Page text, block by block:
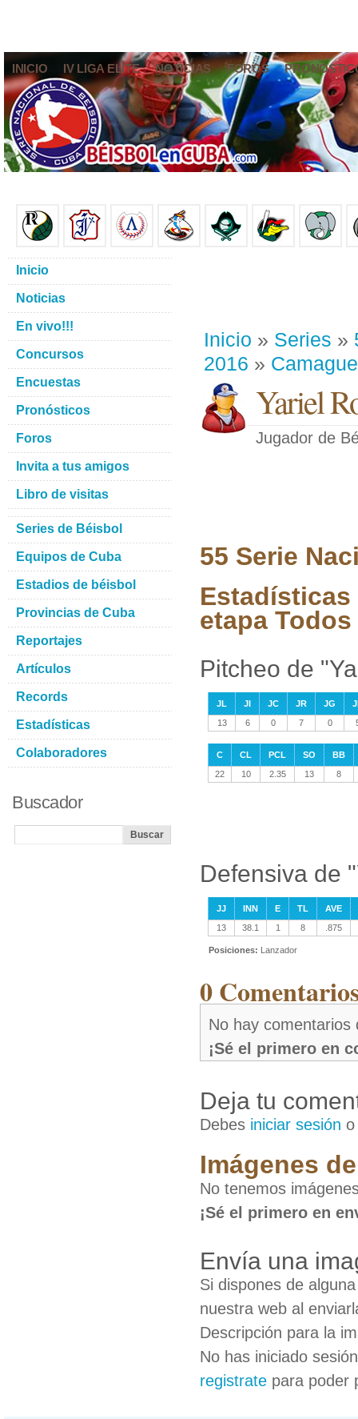
INICIO IV LIGA ELITE NOTICIAS FOROS
Inicio » Series »
2016 »
Yariel
Jugador de
55 Serie
Estadísticas
etapa
Pitcheo de
JL JI JC JR JG
13
6 0 7 0
C CL PCL SO
BB
22
10 2.35 13 8
Defensiva de
JJ INN E TL
AVE
13
38.1 1 8 .875
Posiciones: Lanzador
0
No hay comentarios
¡Sé el primero en
Deja tu
Debes iniciar sesión
Imágenes
No tenemos
¡Sé el primero en
Envía una
Si dispones de
nuestra web al
Descripción para la
No has iniciado
registrate para poder
Inicio
Noticias
En vivo!!!
Concursos
Encuestas
Pronósticos
Foros
Invita a tus amigos
Libro de visitas
Series de Béisbol
Equipos de Cuba
Estadios de béisbol
Provincias de Cuba
Reportajes
Artículos
Records
Estadísticas
Colaboradores
Buscador